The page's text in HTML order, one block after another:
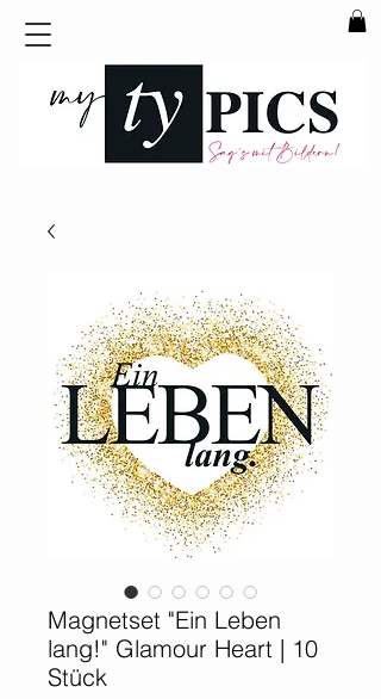
Magnetset "Ein Leben
lang!" Glamour Heart | 10
Stück